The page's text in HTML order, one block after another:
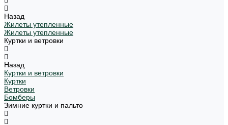
Назад
Жилеты утепленные
Жилеты утепленные
Куртки и ветровки
Назад
Куртки и ветровки
Куртки
Ветровки
Бомберы
Зимние куртки и пальто